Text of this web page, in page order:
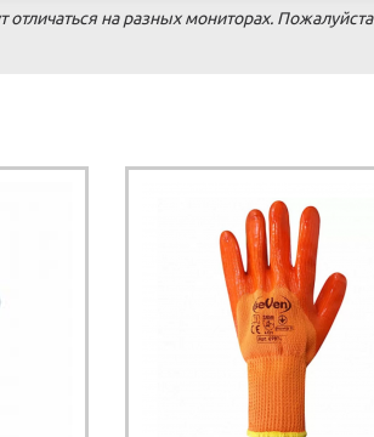
на разных мониторах. Пожалуйста